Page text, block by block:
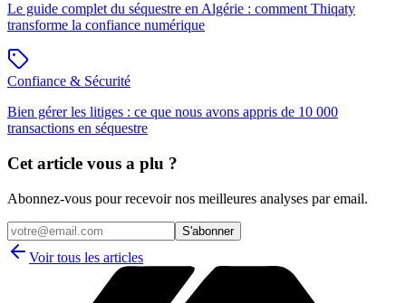
Le guide complet du séquestre en Algérie : comment Thiqaty
transforme la confiance numérique
Confiance & Sécurité
Bien gérer les litiges : ce que nous avons appris de 10 000
transactions en séquestre
Cet article vous a plu ?
Abonnez-vous pour recevoir nos meilleures analyses par email.
S'abonner
Voir tous les articles